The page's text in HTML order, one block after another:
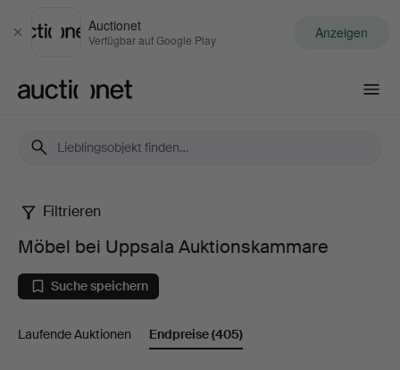
Schließen
Auctionet
Verfügbar auf Google Play Anzeigen
Möbel
bei
Uppsala
Auktionskammare
Filtrieren
Möbel bei Uppsala Auktionskammare
Suche speichern
Laufende Auktionen Endpreise(405)